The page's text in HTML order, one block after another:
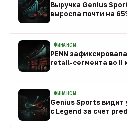
Выручка Genius
выросла почти на
ФИНАНСЫ
PENN
retail-сегмента во II
ФИНАНСЫ
Genius Sports видит
с Legend за счет